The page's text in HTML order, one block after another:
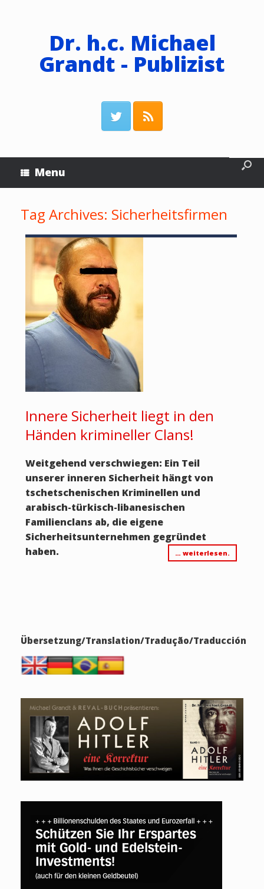
Dr. h.c. Michael
Grandt - Publizist
Menu
Tag Archives: Sicherheitsfirmen
Innere Sicherheit liegt in den
Händen krimineller Clans!
Weitgehend verschwiegen: Ein Teil
unserer inneren Sicherheit hängt von
tschetschenischen Kriminellen und
arabisch-türkisch-libanesischen
Familienclans ab, die eigene
Sicherheitsunternehmen gegründet
haben.
… weiterlesen.
Übersetzung/Translation/Tradução/Traducción